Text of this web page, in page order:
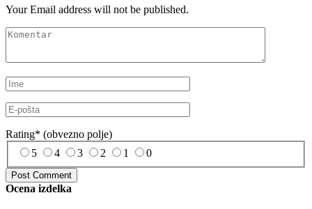
Your Email address will not be published.
Rating* (obvezno polje)
5
4 3 2 1 0
Ocena izdelka